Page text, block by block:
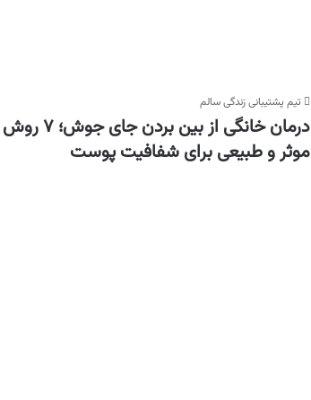
تیم پشتیبانی زندگی سالم
درمان خانگی از بین بردن جای جوش؛ ۷ روش
موثر و طبیعی برای شفافیت پوست